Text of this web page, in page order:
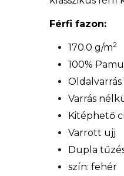
Férfi fazon:
170.0 g/m2
100%
Oldalvarrás
Varrás
Kitéphető
Varrott ujj
Dupla
szín: fehér